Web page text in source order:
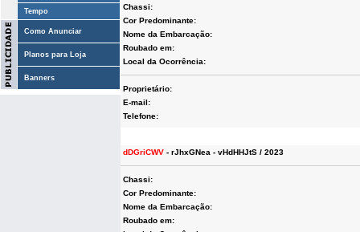
Tempo
Como Anunciar
Planos para Loja
Banners
Chassi:
Cor Predominante:
Nome da Embarcação:
Roubado em:
Local da Ocorrência:
Proprietário:
E-mail:
Telefone:
dDGriCWV - rJhxGNea - vHdHHJtS / 2023
Chassi:
Cor Predominante:
Nome da Embarcação:
Roubado em: